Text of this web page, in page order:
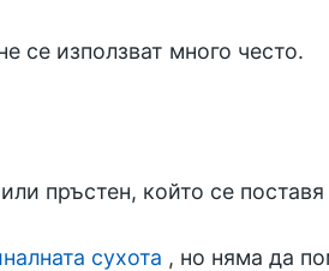
се използват много често.
пръстен, който се
сухота , но няма да